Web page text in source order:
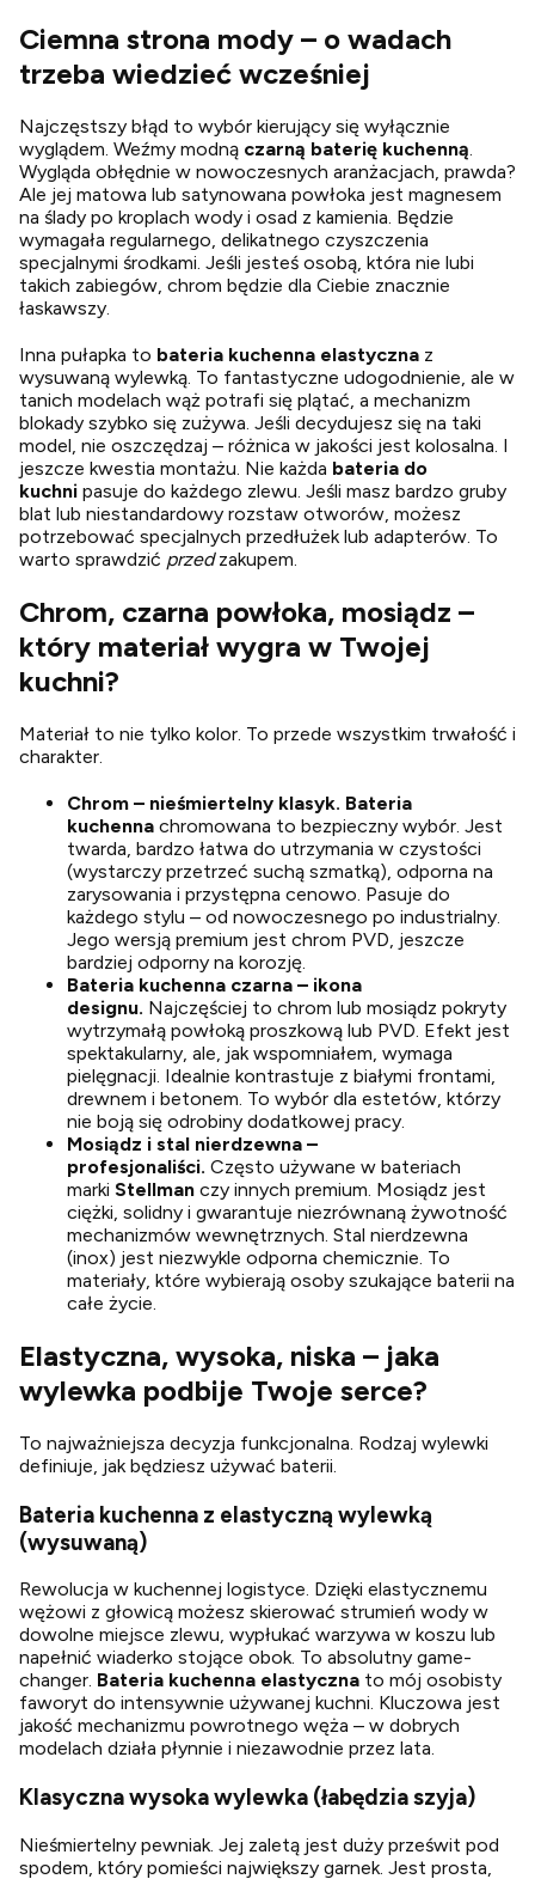
Ciemna strona mody – o wadach
trzeba wiedzieć wcześniej
Najczęstszy błąd to wybór kierujący się wyłącznie
wyglądem. Weźmy modną czarną baterię kuchenną.
Wygląda obłędnie w nowoczesnych aranżacjach, prawda?
Ale jej matowa lub satynowana powłoka jest magnesem
na ślady po kroplach wody i osad z kamienia. Będzie
wymagała regularnego, delikatnego czyszczenia
specjalnymi środkami. Jeśli jesteś osobą, która nie lubi
takich zabiegów, chrom będzie dla Ciebie znacznie
łaskawszy.
Inna pułapka to bateria kuchenna elastyczna z
wysuwaną wylewką. To fantastyczne udogodnienie, ale w
tanich modelach wąż potrafi się plątać, a mechanizm
blokady szybko się zużywa. Jeśli decydujesz się na taki
model, nie oszczędzaj – różnica w jakości jest kolosalna. I
jeszcze kwestia montażu. Nie każda bateria do
kuchni pasuje do każdego zlewu. Jeśli masz bardzo gruby
blat lub niestandardowy rozstaw otworów, możesz
potrzebować specjalnych przedłużek lub adapterów. To
warto sprawdzić przedzakupem.
Chrom, czarna powłoka, mosiądz –
który materiał wygra w Twojej
kuchni?
Materiał to nie tylko kolor. To przede wszystkim trwałość i
charakter.
Chrom – nieśmiertelny klasyk. Bateria
kuchenna chromowana to bezpieczny wybór. Jest
twarda, bardzo łatwa do utrzymania w czystości
(wystarczy przetrzeć suchą szmatką), odporna na
zarysowania i przystępna cenowo. Pasuje do
każdego stylu – od nowoczesnego po industrialny.
Jego wersją premium jest chrom PVD, jeszcze
bardziej odporny na korozję.
Bateria kuchenna czarna – ikona
designu. Najczęściej to chrom lub mosiądz pokryty
wytrzymałą powłoką proszkową lub PVD. Efekt jest
spektakularny, ale, jak wspomniałem, wymaga
pielęgnacji. Idealnie kontrastuje z białymi frontami,
drewnem i betonem. To wybór dla estetów, którzy
nie boją się odrobiny dodatkowej pracy.
Mosiądz i stal nierdzewna –
profesjonaliści. Często używane w bateriach
marki Stellman czy innych premium. Mosiądz jest
ciężki, solidny i gwarantuje niezrównaną żywotność
mechanizmów wewnętrznych. Stal nierdzewna
(inox) jest niezwykle odporna chemicznie. To
materiały, które wybierają osoby szukające baterii na
całe życie.
Elastyczna, wysoka, niska – jaka
wylewka podbije Twoje serce?
To najważniejsza decyzja funkcjonalna. Rodzaj wylewki
definiuje, jak będziesz używać baterii.
Bateria kuchenna z elastyczną wylewką
(wysuwaną)
Rewolucja w kuchennej logistyce. Dzięki elastycznemu
wężowi z głowicą możesz skierować strumień wody w
dowolne miejsce zlewu, wypłukać warzywa w koszu lub
napełnić wiaderko stojące obok. To absolutny game-
changer. Bateria kuchenna elastyczna to mój osobisty
faworyt do intensywnie używanej kuchni. Kluczowa jest
jakość mechanizmu powrotnego węża – w dobrych
modelach działa płynnie i niezawodnie przez lata.
Klasyczna wysoka wylewka (łabędzia szyja)
Nieśmiertelny pewniak. Jej zaletą jest duży prześwit pod
spodem, który pomieści największy garnek. Jest prosta,